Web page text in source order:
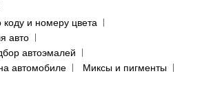
№40)
коду и номеру цвета
авто
автоэмалей
автомобиле
Миксы и пигменты